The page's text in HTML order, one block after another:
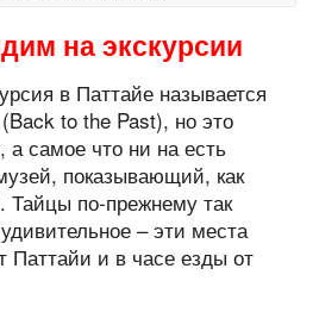
на экскурсии
в Паттайе называется
to the Past), но это
а самое что ни на есть
показывающий, как
Тайцы по-прежнему так
– эти места
Паттайи и в часе езды от